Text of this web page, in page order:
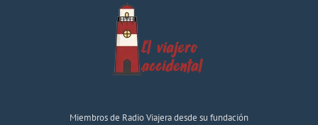
Miembros de Radio Viajera desde su fundación